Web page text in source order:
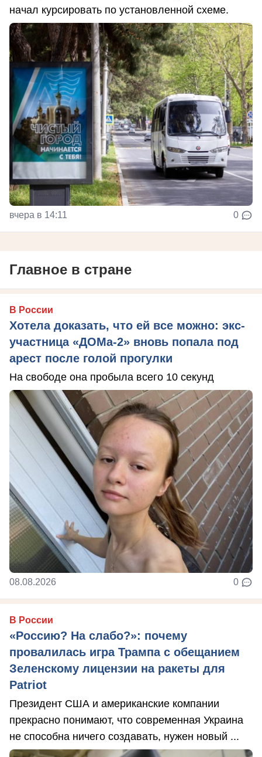
начал курсировать по установленной схеме.
вчера в 14:11 0
Главное в стране
В России
Хотела доказать, что ей все можно: экс-
участница «ДОМа-2» вновь попала под
арест после голой прогулки
На свободе она пробыла всего 10 секунд
08.08.2026 0
В России
«Россию? На слабо?»: почему
провалилась игра Трампа с обещанием
Зеленскому лицензии на ракеты для
Patriot
Президент США и американские компании
прекрасно понимают, что современная Украина
не способна ничего создавать, нужен новый ...